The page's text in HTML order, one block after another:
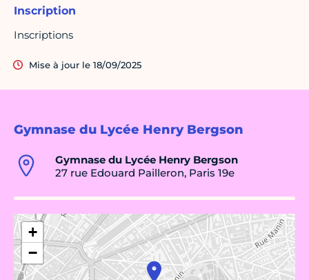
Gymnase du Lycée Henry Bergson
Gymnase du Lycée Henry Bergson
27 rue Edouard Pailleron, Paris 19e
+
−
Inscription
Inscriptions
Mise à jour le 18/09/2025